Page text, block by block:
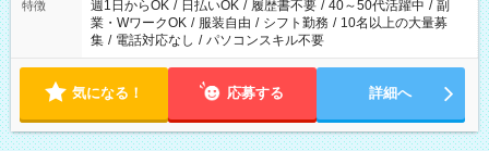
特徴 週1日からOK / 日払いOK / 履歴書不要 / 40～50代活躍中 / 副
業・WワークOK / 服装自由 / シフト勤務 / 10名以上の大量募
集 / 電話対応なし / パソコンスキル不要
気になる！ 応募する 詳細へ